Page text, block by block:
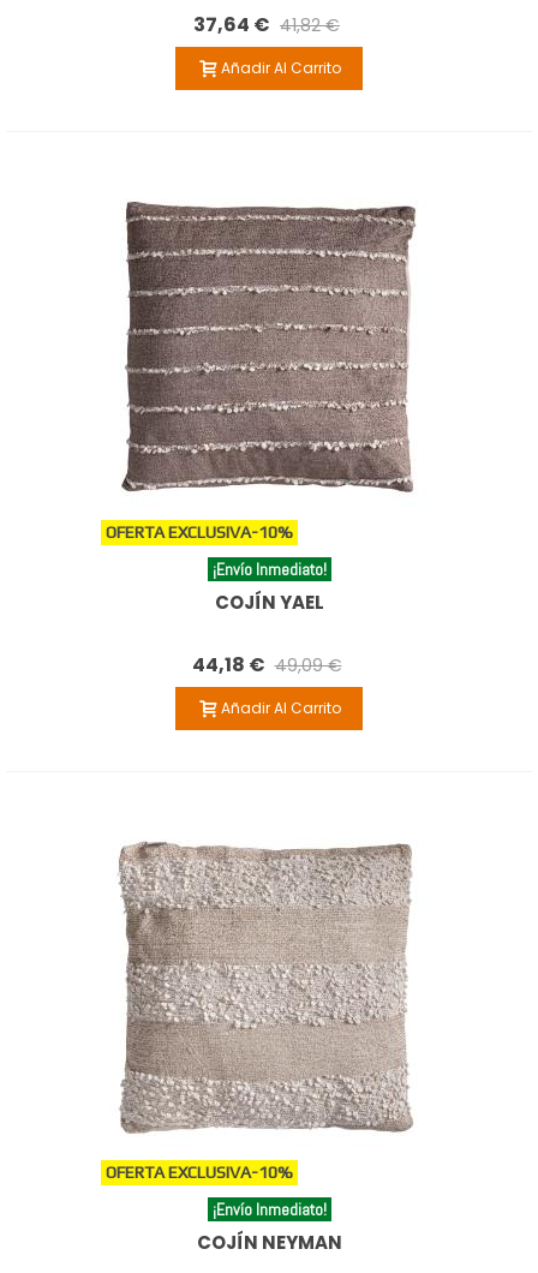
37,64 € 41,82 €
Añadir Al Carrito
OFERTA EXCLUSIVA-10%
¡Envío Inmediato!
COJÍN YAEL
44,18 € 49,09 €
Añadir Al Carrito
OFERTA EXCLUSIVA-10%
¡Envío Inmediato!
COJÍN NEYMAN